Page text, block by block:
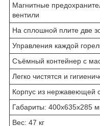
Магнитные
вентили
На сплошной плите две
Управления каждой
Съёмный контейнер с
Легко чистятся и
Корпус из нержавеющей
Габариты: 400x635x285
Вес: 47 кг